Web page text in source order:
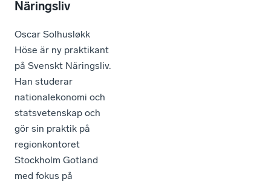
Näringsliv
Oscar Solhusløkk
Höse är ny praktikant
på Svenskt Näringsliv.
Han studerar
nationalekonomi och
statsvetenskap och
gör sin praktik på
regionkontoret
Stockholm Gotland
med fokus på